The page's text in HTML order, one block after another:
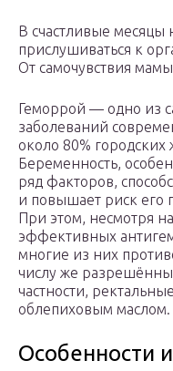
В счастливые месяцы
прислушиваться к
От самочувствия
Геморрой — одно из
заболеваний
около 80%
Беременность,
ряд факторов,
и повышает риск его
При этом, несмотря
эффективных
многие из них
числу же
частности,
облепиховым маслом.
Особенности